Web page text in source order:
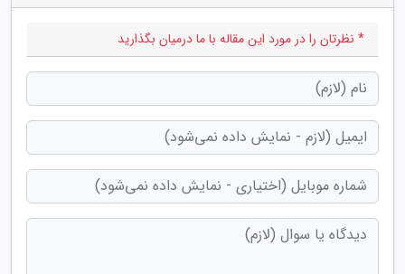
* نظرتان را در مورد این مقاله با ما درمیان بگذارید